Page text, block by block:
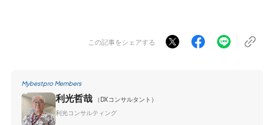
この記事をシェアする
Mybestpro Members
利光哲哉
（DXコンサルタント）
利光コンサルティング